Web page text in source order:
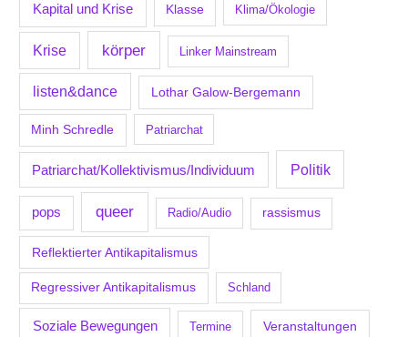
Kapital und Krise Klasse Klima/Ökologie
Krise körper Linker Mainstream
listen&dance Lothar Galow-Bergemann
Minh Schredle Patriarchat
Patriarchat/Kollektivismus/Individuum Politik
pops queer Radio/Audio rassismus
Reflektierter Antikapitalismus
Regressiver Antikapitalismus Schland
Soziale Bewegungen Termine Veranstaltungen